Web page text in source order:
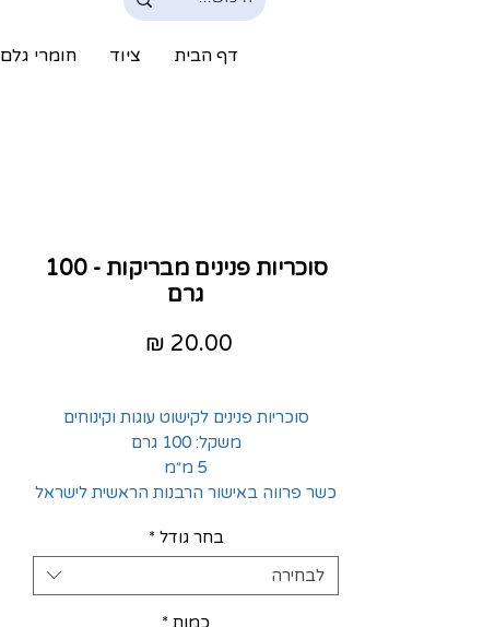
דף הבית ציוד חומרי גלם
סוכריות פנינים מבריקות - 100
גרם
סוכריות פנינים לקישוט עוגות וקינוחים
משקל: 100 גרם
5 מ״מ
כשר פרווה באישור הרבנות הראשית לישראל
בחר גודל *
לבחירה
כמות *